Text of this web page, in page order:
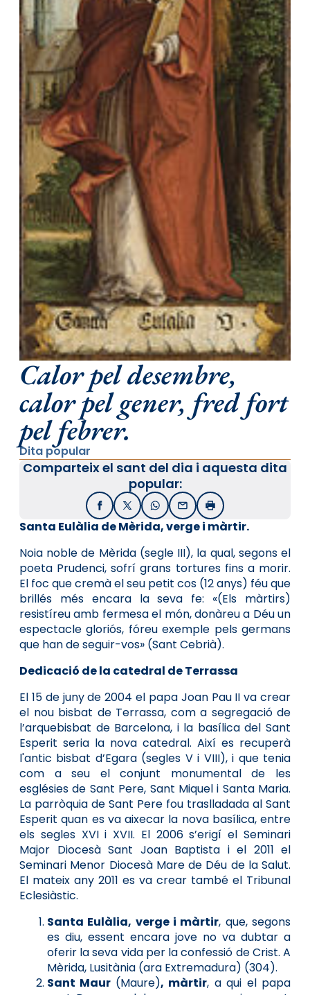
Calor pel desembre,
calor pel gener, fred fort
pel febrer.
Dita popular
Comparteix el sant del dia i aquesta dita
popular:
FacebookX / TwitterWhatsApp
EmailImprimir
Santa Eulàlia de Mèrida, verge i màrtir.
Noia noble de Mèrida (segle III), la qual, segons el
poeta Prudenci, sofrí grans tortures fins a morir.
El foc que cremà el seu petit cos (12 anys) féu que
brillés més encara la seva fe: «(Els màrtirs)
resistíreu amb fermesa el món, donàreu a Déu un
espectacle gloriós, fóreu exemple pels germans
que han de seguir-vos» (Sant Cebrià).
Dedicació de la catedral de Terrassa
El 15 de juny de 2004 el papa Joan Pau II va crear
el nou bisbat de Terrassa, com a segregació de
l’arquebisbat de Barcelona, i la basílica del Sant
Esperit seria la nova catedral. Així es recuperà
l'antic bisbat d’Egara (segles V i VIII), i que tenia
com a seu el conjunt monumental de les
esglésies de Sant Pere, Sant Miquel i Santa Maria.
La parròquia de Sant Pere fou traslladada al Sant
Esperit quan es va aixecar la nova basílica, entre
els segles XVI i XVII. El 2006 s’erigí el Seminari
Major Diocesà Sant Joan Baptista i el 2011 el
Seminari Menor Diocesà Mare de Déu de la Salut.
El mateix any 2011 es va crear també el Tribunal
Eclesiàstic.
Santa Eulàlia, verge i màrtir, que, segons
es diu, essent encara jove no va dubtar a
oferir la seva vida per la confessió de Crist. A
Mèrida, Lusitània (ara Extremadura) (304).
Sant Maur (Maure), màrtir, a qui el papa